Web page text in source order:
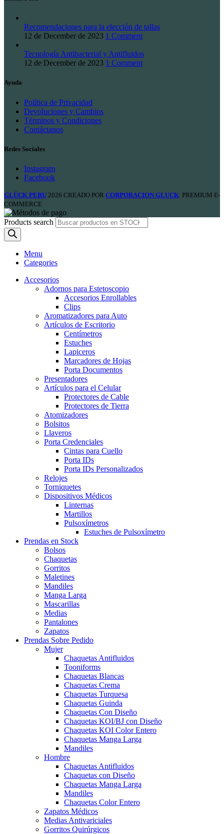
Recomendaciones para la elección de tallas
12 de December de 2023 1 Comment
Tecnología Antibacterial y Antifluidos
12 de December de 2023 1 Comment
Ayuda
Política de Privacidad
Devoluciones y Cambios
Términos y Condiciones
Contáctanos
Redes Sociales
Instagram
Facebook
GLÜCK PERU 2026 CREADO POR CORPORACION GLUCK . PREMIUM E-
COMMERCE
Products search
Menu
Categories
Accesorios
Adornos para Estetoscopio
Accesorios Enrollables
Clips
Aromatizadores para Auto
Artículos de Escritorio
Centímetros
Estuches
Lapiceros
Marcadores de Hojas
Porta Documentos
Presentadores
Artículos para el Celular
Protectores de Cable
Protectores de Tierra
Atomizadores
Bolsitos
Llaveros
Porta Credenciales
Cintas para Cuello
Porta IDs
Porta IDs Personalizados
Relojes
Torniquetes
Dispositivos Médicos
Linternas
Martillos
Pulsoxímetros
Estuches de Pulsoxímetro
Prendas en Stock
Bolsos
Chaquetas
Gorritos
Maletines
Mandiles
Manga Larga
Mascarillas
Medias
Pantalones
Zapatos
Prendas Sobre Pedido
Mujer
Chaquetas Antifluidos
Tooniforms
Chaquetas Blancas
Chaquetas Crema
Chaquetas Turquesa
Chaquetas Guinda
Chaquetas Con Diseño
Chaquetas KOI/BJ con Diseño
Chaquetas KOI Color Entero
Chaquetas Manga Larga
Mandiles
Hombre
Chaquetas Antifluidos
Chaquetas con Diseño
Chaquetas Manga Larga
Mandiles
Chaquetas Color Entero
Zapatos Médicos
Medias Antivariciales
Gorritos Quirúrgicos